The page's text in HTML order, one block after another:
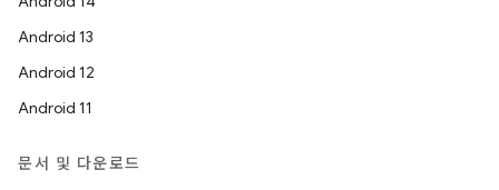
Android 13
Android 12
Android 11
문서 및 다운로드